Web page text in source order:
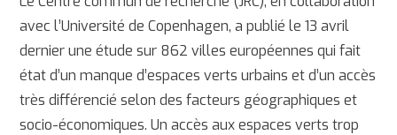
avec l’Université de Copenhagen, a publié le 13 avril
dernier une étude sur 862 villes européennes qui fait
état d’un manque d’espaces verts urbains et d’un accès
très différencié selon des facteurs géographiques et
socio-économiques. Un accès aux espaces verts trop